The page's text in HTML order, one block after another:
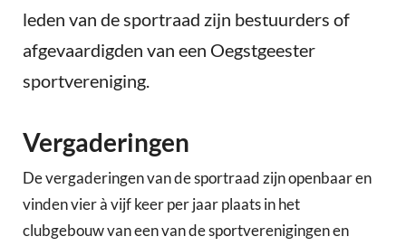
leden van de sportraad zijn bestuurders of
afgevaardigden van een Oegstgeester
sportvereniging.
Vergaderingen
De vergaderingen van de sportraad zijn openbaar en
vinden vier à vijf keer per jaar plaats in het
clubgebouw van een van de sportverenigingen en